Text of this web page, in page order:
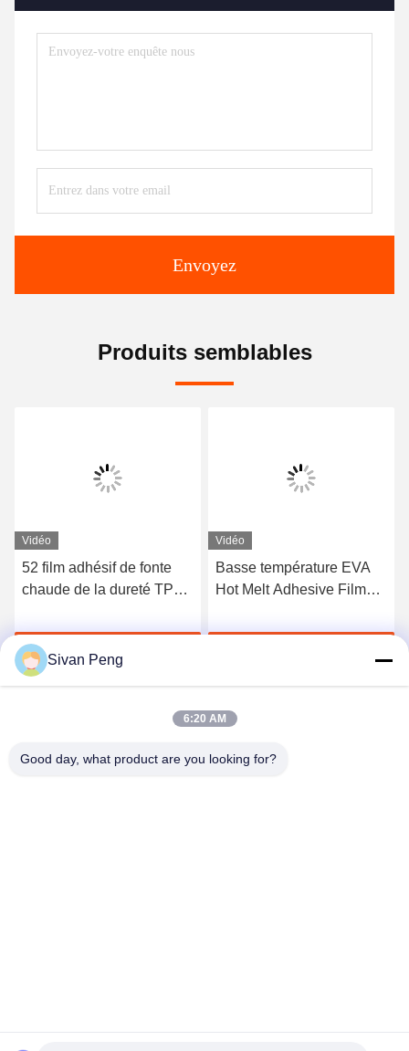
Envoyez
Produits semblables
Vidéo
52 film adhésif de fonte
chaude de la dureté TPU
vêtements sans couture
Discuter Maintenant
Vidéo
Basse température EVA
Hot Melt Adhesive Film
collage
Sivan Peng
6:20 AM
Good day, what product are you looking for?